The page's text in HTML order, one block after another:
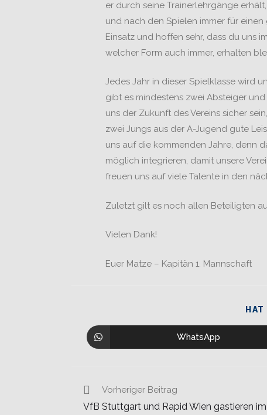
er durch seine Trainerlehrgänge
und nach den Spielen immer für
Einsatz und hoffen sehr, dass du uns
welcher Form auch immer, erhalten
Jedes Jahr in dieser Spielklasse wird
gibt es mindestens zwei Absteiger
uns der Zukunft des Vereins sicher
zwei Jungs aus der A-Jugend gute
uns auf die kommenden Jahre, denn
möglich integrieren, damit unsere
freuen uns auf viele Talente in den
Zuletzt gilt es noch allen Beteiligten
Vielen Dank!
Euer Matze – Kapitän 1. Mannschaft
WhatsApp
Vorheriger Beitrag
VfB Stuttgart und Rapid Wien gastieren